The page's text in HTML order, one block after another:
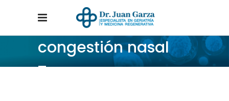
congestión nasal
Tag